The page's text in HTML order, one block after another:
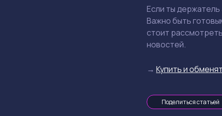
Если ты
Важно быть
стоит
новостей.
→ Купить и
Поделиться статьей